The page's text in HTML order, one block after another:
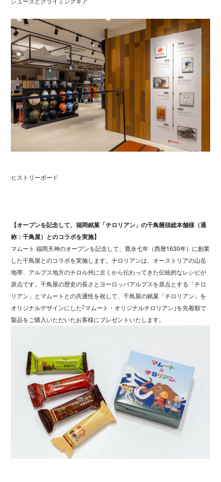
ヒストリーボード
【オープンを記念して、福岡銘菓「チロリアン」の千鳥饅頭総本舗様（通
称：千鳥屋）とのコラボを実施】
マムート 福岡天神のオープンを記念して、寛永七年（西暦1630年）に創業
した千鳥屋とのコラボを実施します。チロリアンは、オーストリアの山岳
地帯、アルプス地方のチロル州に古くから伝わってきた伝統的なレシピが
原点です。千鳥屋の歴史の長さとヨーロッパアルプスを原点とする「チロ
リアン」とマムートとの共通性を祝して、千鳥屋の銘菓「チロリアン」を
オリジナルデザインにした｢マムート・オリジナルチロリアン｣を先着順で
製品をご購入いただいたお客様にプレゼントいたします。